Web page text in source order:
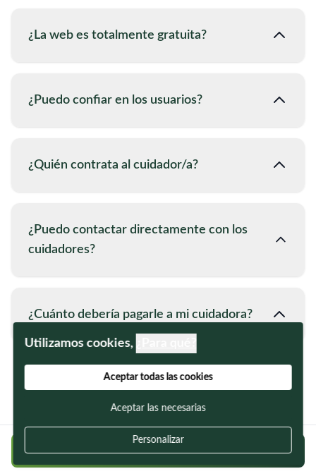
¿La web es totalmente gratuita?
¿Puedo confiar en los usuarios?
¿Quién contrata al cuidador/a?
¿Puedo contactar directamente con los
cuidadores?
¿Cuánto debería pagarle a mi cuidadora?
Regístrate gratis y encuentra a tu cuidador
Utilizamos cookies,
Aceptar todas las cookies
Aceptar las necesarias
Personalizar